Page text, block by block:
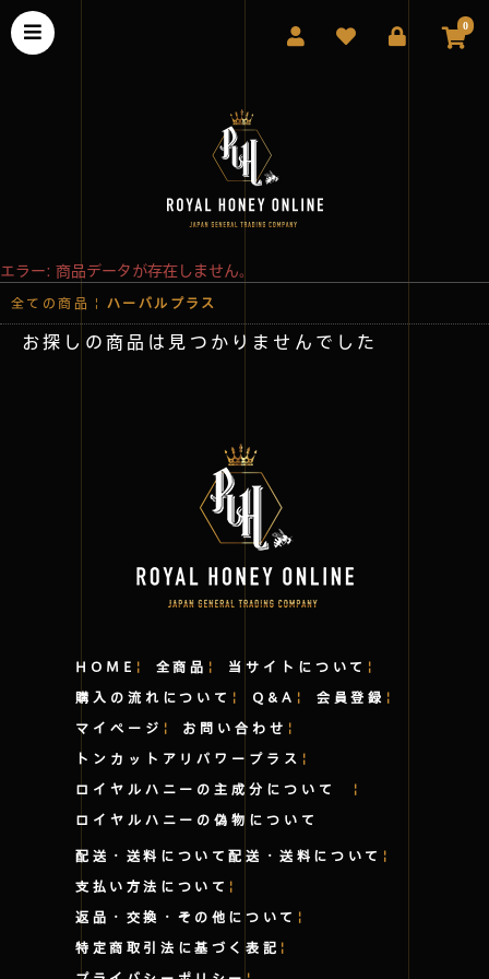
0
エラー: 商品データが存在しません。
全ての商品 | ハーバルプラス
お探しの商品は見つかりませんでした
HOME 全商品 当サイトについて
購入の流れについて Q&A 会員登録
マイページ お問い合わせ
トンカットアリパワープラス
ロイヤルハニーの主成分について
ロイヤルハニーの偽物について
配送・送料について配送・送料について
支払い方法について
返品・交換・その他について
特定商取引法に基づく表記